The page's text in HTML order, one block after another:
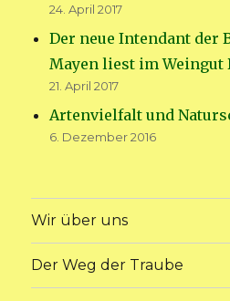
24. April 2017
Der neue Intendant der
Mayen liest im Weingut
21. April 2017
Artenvielfalt und
6. Dezember 2016
Wir über uns
Der Weg der Traube